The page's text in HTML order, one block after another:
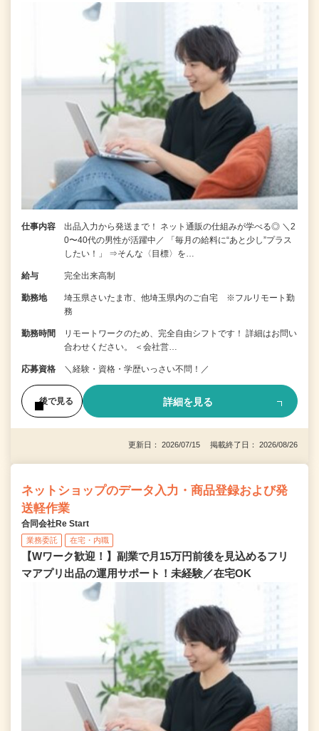
仕事内容
出品入力から発送まで！ ネット通販の仕組みが学べる◎ ＼2
0〜40代の男性が活躍中／ 「毎月の給料に“あと少し”プラス
したい！」 ⇒そんな〈目標〉を…
給与 完全出来高制
勤務地
埼玉県さいたま市、他埼玉県内のご自宅 ※フルリモート勤
務
勤務時間
リモートワークのため、完全自由シフトです！ 詳細はお問い
合わせください。 ＜会社営…
応募資格 ＼経験・資格・学歴いっさい不問！／
後で見る 詳細を見る
更新日： 2026/07/15 掲載終了日： 2026/08/26
ネットショップのデータ入力・商品登録および発
送軽作業
合同会社Re Start
業務委託 在宅・内職
【Wワーク歓迎！】副業で月15万円前後を見込めるフリ
マアプリ出品の運用サポート！未経験／在宅OK